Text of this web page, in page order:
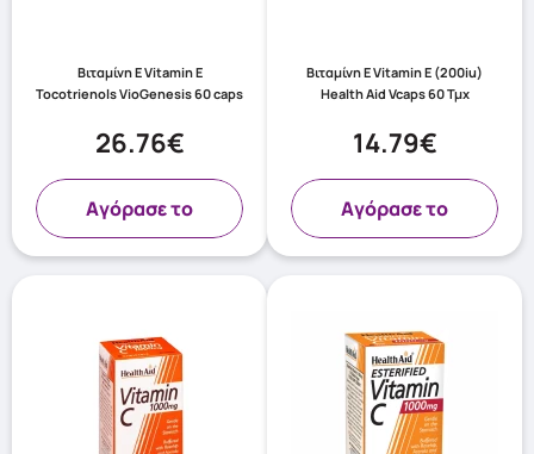
Βιταμίνη Ε Vitamin E
Tocotrienols VioGenesis 60 caps
26.76€
Aγόρασε το
Βιταμίνη Ε Vitamin E (200iu)
Health Aid Vcaps 60 Τμχ
14.79€
Aγόρασε το